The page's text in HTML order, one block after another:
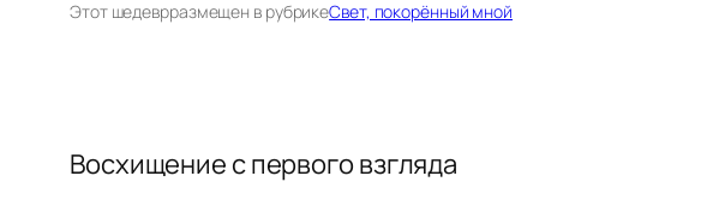
Этот шедеврразмещен в рубрикеСвет, покорённый мной
Восхищение с первого взгляда